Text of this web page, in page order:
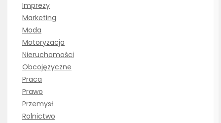
Imprezy
Marketing
Moda
Motoryzacja
Nieruchomości
Obcojęzyczne
Praca
Prawo
Przemysł
Rolnictwo